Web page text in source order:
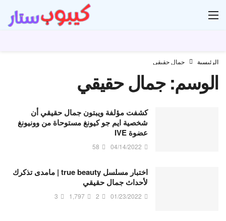
الرئيسية جمال حقيقي
الوسم:جمال حقيقي
كشفت مؤلفة ويبتون جمال حقيقي أن
شخصية ايم جو كيونغ مستوحاة من وونيونغ
عضوة IVE
04/14/2022
58
اختبار مسلسل true beauty | مامدى تذكرك
لأحداث جمال حقيقي
01/23/2022
2
1,797
3